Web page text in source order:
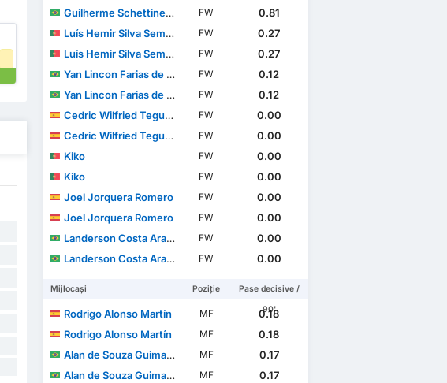
Guilherme Schettine Guimarães
FW
0.81
Luís Hemir Silva Semedo
FW
0.27
Luís Hemir Silva Semedo
FW
0.27
Yan Lincon Farias de Sousa
FW
0.12
Yan Lincon Farias de Sousa
FW
0.12
Cedric Wilfried Teguia Noubi
FW
0.00
Cedric Wilfried Teguia Noubi
FW
0.00
Kiko
FW
0.00
Kiko
FW
0.00
Joel Jorquera Romero
FW
0.00
Joel Jorquera Romero
FW
0.00
Landerson Costa Araujo
FW
0.00
Landerson Costa Araujo
FW 0.00
Mijlocași Poziție
Pase decisive /
90'
Rodrigo Alonso Martín MF
0.18
Rodrigo Alonso Martín
MF
0.18
Alan de Souza Guimarães
MF
0.17
Alan de Souza Guimarães
MF
0.17